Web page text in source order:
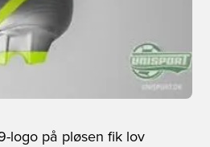
logo på pløsen fik lov